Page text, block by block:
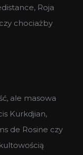
Roja
chociażby
ale masowa
Kurkdjian,
de Rosine czy